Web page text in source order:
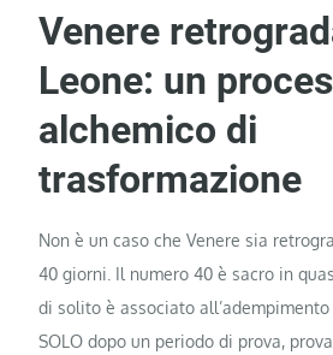
Venere
Leone: un
alchemico di
trasformazione
Non è un caso che Venere sia
40 giorni. Il numero 40 è sacro in
di solito è associato
SOLO dopo un periodo di prova,